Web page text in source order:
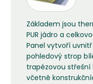
Základem jsou
PUR jádro a
Panel vytvoří
pohledový strop
trapézovou střešní
včetně